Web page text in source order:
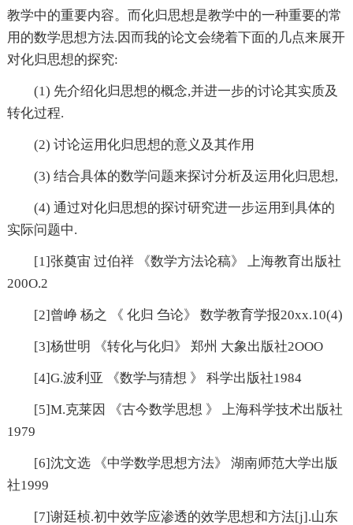
教学中的重要内容。而化归思想是教学中的一种重要的常
用的数学思想方法.因而我的论文会绕着下面的几点来展开
对化归思想的探究:
(1) 先介绍化归思想的概念,并进一步的讨论其实质及
转化过程.
(2) 讨论运用化归思想的意义及其作用
(3) 结合具体的数学问题来探讨分析及运用化归思想,
(4) 通过对化归思想的探讨研究进一步运用到具体的
实际问题中.
[1]张奠宙 过伯祥 《数学方法论稿》 上海教育出版社
200O.2
[2]曾峥 杨之 《 化归 刍论》 数学教育学报20xx.10(4)
[3]杨世明 《转化与化归》 郑州 大象出版社2OOO
[4]G.波利亚 《数学与猜想 》 科学出版社1984
[5]M.克莱因 《古今数学思想 》 上海科学技术出版社
1979
[6]沈文选 《中学数学思想方法》 湖南师范大学出版
社1999
[7]谢廷桢.初中效学应渗透的效学思想和方法[j].山东